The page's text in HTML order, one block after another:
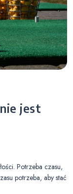
jest
Potrzeba czasu,
potrzeba, aby stać